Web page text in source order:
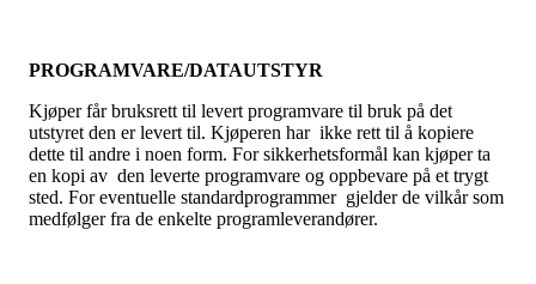
PROGRAMVARE/DATAUTSTYR
Kjøper får bruksrett til levert programvare til bruk på det
utstyret den er levert til. Kjøperen har ikke rett til å kopiere
dette til andre i noen form. For sikkerhetsformål kan kjøper ta
en kopi av den leverte programvare og oppbevare på et trygt
sted. For eventuelle standardprogrammer gjelder de vilkår som
medfølger fra de enkelte programleverandører.